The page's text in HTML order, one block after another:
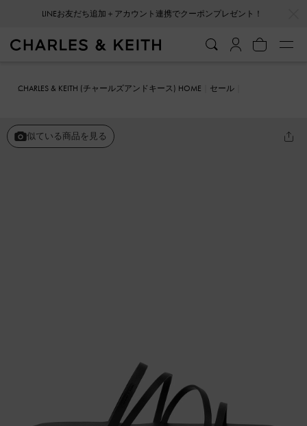
LINEお友だち追加＋アカウント連携でクーポンプレゼント！
CHARLES & KEITH (チャールズアンドキース) HOME
セール
似ている商品を見る